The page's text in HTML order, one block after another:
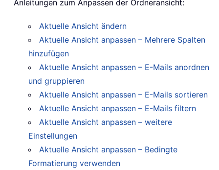
Anleitungen zum Anpassen der Ordneransicht:
Aktuelle Ansicht ändern
Aktuelle Ansicht anpassen – Mehrere Spalten
hinzufügen
Aktuelle Ansicht anpassen – E-Mails anordnen
und gruppieren
Aktuelle Ansicht anpassen – E-Mails sortieren
Aktuelle Ansicht anpassen – E-Mails filtern
Aktuelle Ansicht anpassen – weitere
Einstellungen
Aktuelle Ansicht anpassen – Bedingte
Formatierung verwenden